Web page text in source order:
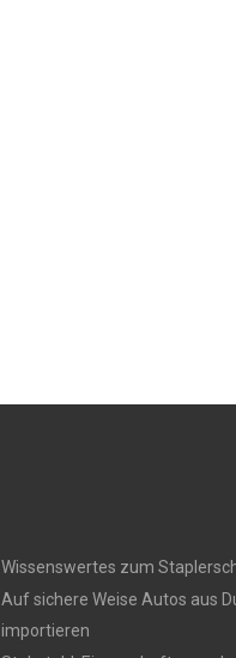
Wissenswertes zum
Auf sichere Weise Autos aus
importieren